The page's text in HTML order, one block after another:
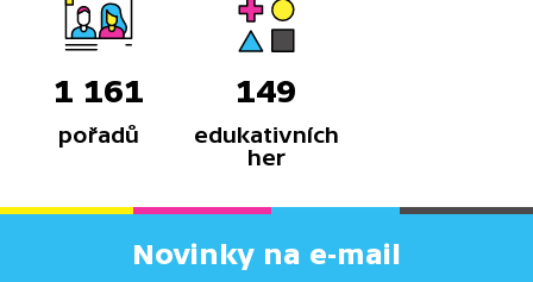
1 161
pořadů
149
edukativních
her
Novinky na e-mail